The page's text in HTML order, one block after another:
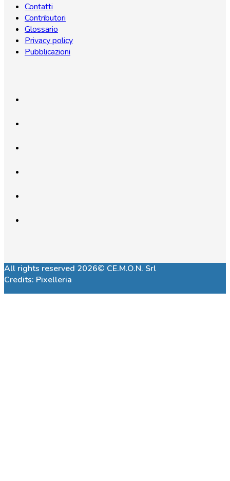
Contatti
Contributori
Glossario
Privacy policy
Pubblicazioni
All rights reserved 2026© CE.M.O.N. Srl
Credits: Pixelleria